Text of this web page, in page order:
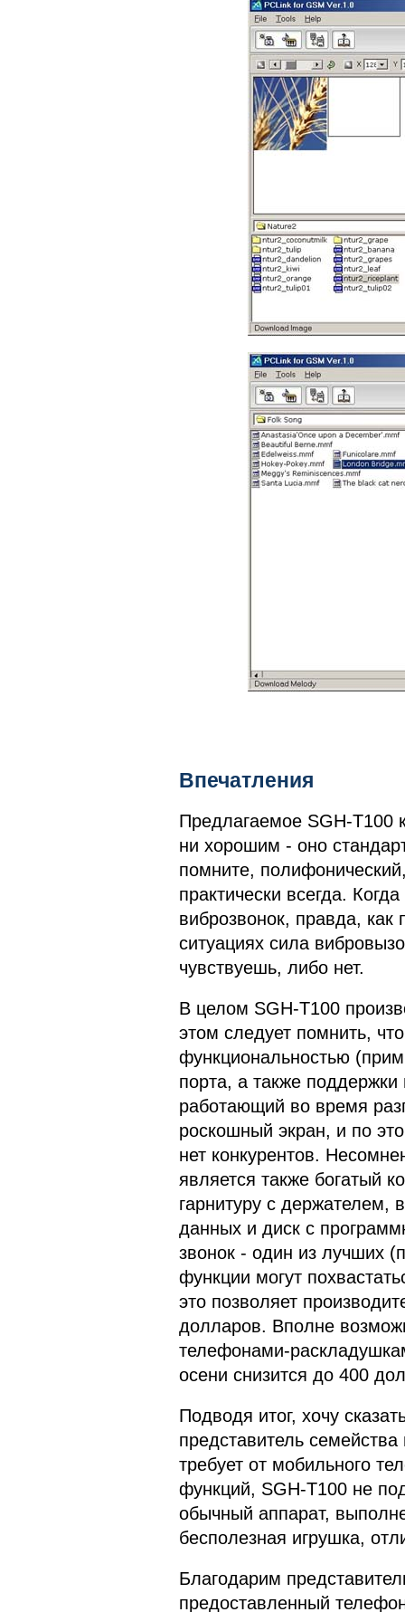
Впечатления
Предлагаемое SGH-T100
ни хорошим - оно
помните,
практически всегда.
виброзвонок, правда, как
ситуациях сила
чувствуешь, либо нет.
В целом SGH-T100
этом следует помнить,
функциональностью
порта, а также
работающий во время
роскошный экран, и по
нет конкурентов.
является также богатый
гарнитуру с держателем,
данных и диск с
звонок - один из лучших
функции могут
это позволяет
долларов. Вполне
телефонами-
осени снизится до 400
Подводя итог, хочу
представитель
требует от мобильного
функций, SGH-T100 не
обычный аппарат,
бесполезная игрушка,
Благодарим
предоставленный